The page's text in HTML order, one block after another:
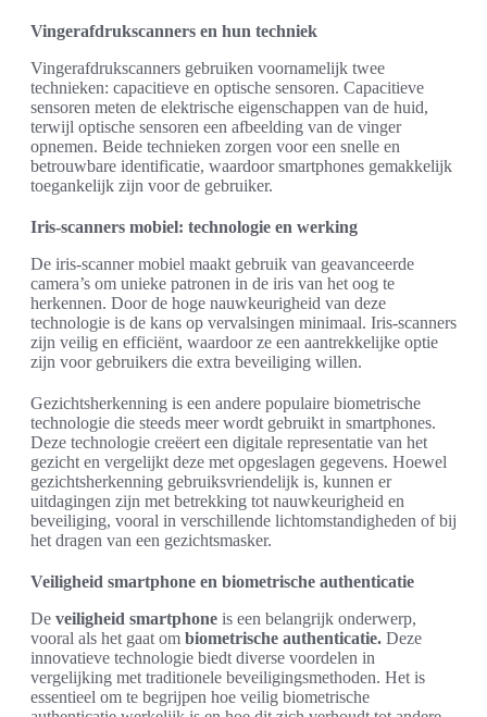
Vingerafdrukscanners en hun techniek
Vingerafdrukscanners gebruiken voornamelijk twee
technieken: capacitieve en optische sensoren. Capacitieve
sensoren meten de elektrische eigenschappen van de huid,
terwijl optische sensoren een afbeelding van de vinger
opnemen. Beide technieken zorgen voor een snelle en
betrouwbare identificatie, waardoor smartphones gemakkelijk
toegankelijk zijn voor de gebruiker.
Iris-scanners mobiel: technologie en werking
De iris-scanner mobiel maakt gebruik van geavanceerde
camera’s om unieke patronen in de iris van het oog te
herkennen. Door de hoge nauwkeurigheid van deze
technologie is de kans op vervalsingen minimaal. Iris-scanners
zijn veilig en efficiënt, waardoor ze een aantrekkelijke optie
zijn voor gebruikers die extra beveiliging willen.
Gezichtsherkenning is een andere populaire biometrische
technologie die steeds meer wordt gebruikt in smartphones.
Deze technologie creëert een digitale representatie van het
gezicht en vergelijkt deze met opgeslagen gegevens. Hoewel
gezichtsherkenning gebruiksvriendelijk is, kunnen er
uitdagingen zijn met betrekking tot nauwkeurigheid en
beveiliging, vooral in verschillende lichtomstandigheden of bij
het dragen van een gezichtsmasker.
Veiligheid smartphone en biometrische authenticatie
De veiligheid smartphone is een belangrijk onderwerp,
vooral als het gaat om biometrische authenticatie. Deze
innovatieve technologie biedt diverse voordelen in
vergelijking met traditionele beveiligingsmethoden. Het is
essentieel om te begrijpen hoe veilig biometrische